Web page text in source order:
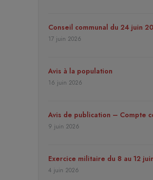
Conseil communal du 24 juin
17 juin 2026
Avis à la population
16 juin 2026
Avis de publication – Compte
9 juin 2026
Exercice militaire du 8 au 12
4 juin 2026